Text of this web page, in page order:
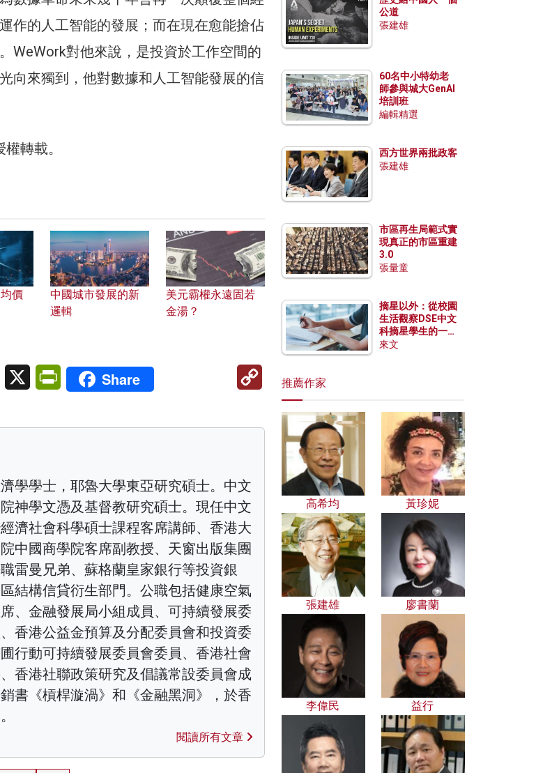
作的人工智能的發展；而在現在愈能搶佔
WeWork對他來說，是投資於工作空間的
向來獨到，他對數據和人工智能發展的信
轉載。
價
中國城市發展的新
邏輯
美元霸權永遠固若
金湯？
Line X PrintFriendly
Share
Link
學學士，耶魯大學東亞研究碩士。中文
神學文憑及基督教研究碩士。現任中文
濟社會科學碩士課程客席講師、香港大
中國商學院客席副教授、天窗出版集團
雷曼兄弟、蘇格蘭皇家銀行等投資銀
結構信貸衍生部門。公職包括健康空氣
、金融發展局小組成員、可持續發展委
香港公益金預算及分配委員會和投資委
行動可持續發展委員會委員、香港社會
香港社聯政策研究及倡議常設委員會成
書《槓桿漩渦》和《金融黑洞》，於香
閱讀所有文章
公道
張建雄
60名中小特幼老
師參與城大GenAI
培訓班
編輯精選
西方世界兩批政客
張建雄
市區再生局範式實
現真正的市區重建
3.0
張量童
摘星以外：從校園
生活觀察DSE中文
科摘星學生的一點
特質
來文
推薦作家
高希均 黃珍妮
張建雄 廖書蘭
李偉民 益行